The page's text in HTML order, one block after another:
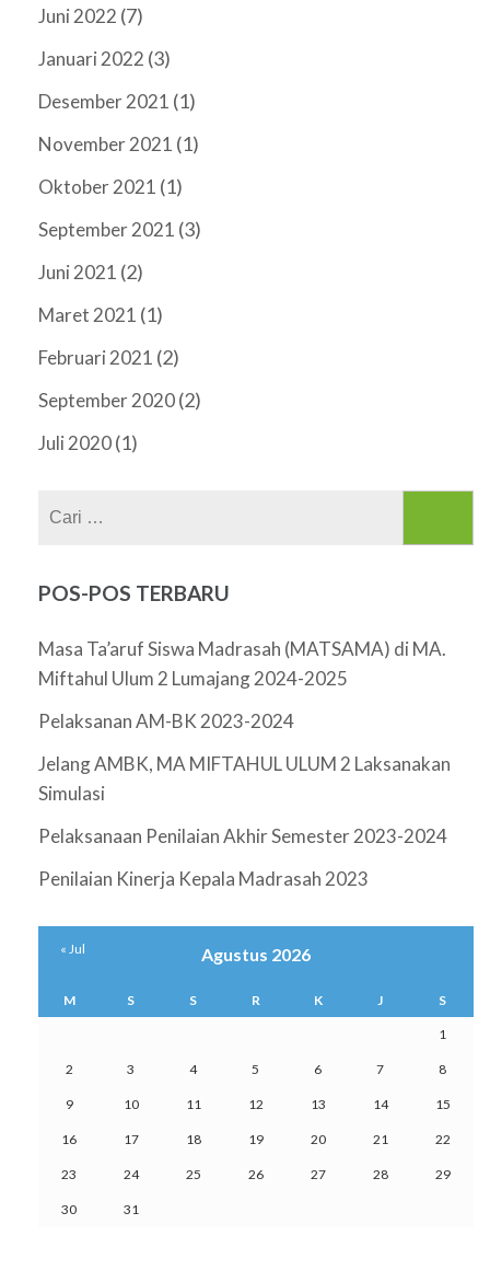
Juni 2022 (7)
Januari 2022 (3)
Desember 2021 (1)
November 2021 (1)
Oktober 2021 (1)
September 2021 (3)
Juni 2021 (2)
Maret 2021 (1)
Februari 2021 (2)
September 2020(2)
Juli 2020(1)
POS-POS TERBARU
Masa Ta’aruf Siswa Madrasah (MATSAMA) di MA.
Miftahul Ulum 2 Lumajang 2024-2025
Pelaksanan AM-BK 2023-2024
Jelang AMBK, MA MIFTAHUL ULUM 2 Laksanakan
Simulasi
Pelaksanaan Penilaian Akhir Semester 2023-2024
Penilaian Kinerja Kepala Madrasah 2023
Agustus 2026
M S S R K J S
1
2 3 4 5 6 7 8
9 10 11 12 13 14 15
16 17 18 19 20 21 22
23 24 25 26 27 28 29
30 31
« Jul